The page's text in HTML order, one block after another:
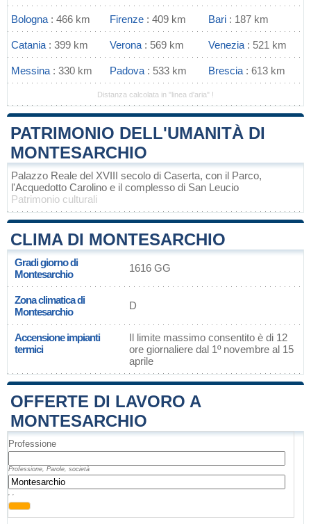
Bologna : 466 km Firenze : 409 km Bari : 187 km
Catania : 399 km Verona : 569 km Venezia : 521 km
Messina : 330 km Padova : 533 km Brescia : 613 km
Distanza calcolata in "linea d'aria" !
PATRIMONIO DELL'UMANITÀ DI
MONTESARCHIO
Palazzo Reale del XVIII secolo di Caserta, con il Parco,
l'Acquedotto Carolino e il complesso di San Leucio
Patrimonio culturali
CLIMA DI MONTESARCHIO
Gradi giorno di
Montesarchio
1616 GG
Zona climatica di
Montesarchio
D
Accensione impianti
termici
Il limite massimo consentito è di 12
ore giornaliere dal 1º novembre al 15
aprile
OFFERTE DI LAVORO A
MONTESARCHIO
Professione
Professione, Parole, società
, ,